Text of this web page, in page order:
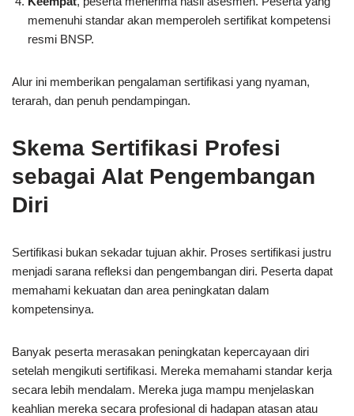
memenuhi standar akan memperoleh sertifikat kompetensi
resmi BNSP.
Alur ini memberikan pengalaman sertifikasi yang nyaman,
terarah, dan penuh pendampingan.
Skema Sertifikasi Profesi
sebagai Alat Pengembangan
Diri
Sertifikasi bukan sekadar tujuan akhir. Proses sertifikasi justru
menjadi sarana refleksi dan pengembangan diri. Peserta dapat
memahami kekuatan dan area peningkatan dalam
kompetensinya.
Banyak peserta merasakan peningkatan kepercayaan diri
setelah mengikuti sertifikasi. Mereka memahami standar kerja
secara lebih mendalam. Mereka juga mampu menjelaskan
keahlian mereka secara profesional di hadapan atasan atau